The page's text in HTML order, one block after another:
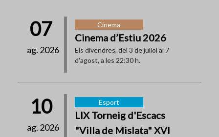
07
ag. 2026
Cinema
Cinema d’Estiu 2026
Els divendres, del 3 de juliol al 7
d'agost, a les 22:30 h.
10
ag. 2026
Esport
LIX Torneig d'Escacs
"Villa de Mislata" XVI